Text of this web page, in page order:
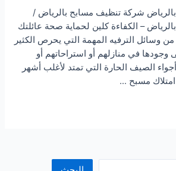
شركة تنظيف مسابح بالرياض /
– الكفاءة كلين لحماية صحة عائلتك
وسائل الترفيه المهمة التي يحرص الكثير
في منازلهم أو استراحاتهم أو
الصيف الحارة التي تمتد لأغلب أشهر
مسبح …